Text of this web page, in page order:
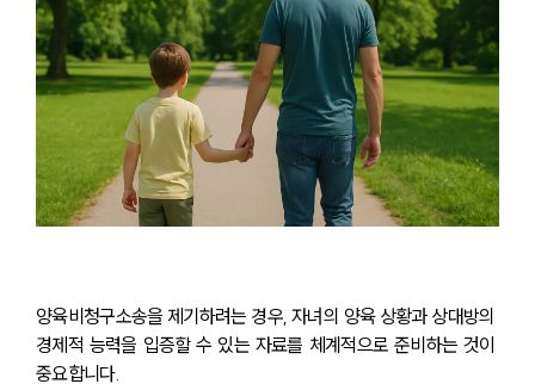
양육비청구소송을 제기하려는 경우, 자녀의 양육 상황과 상대방의
경제적 능력을 입증할 수 있는 자료를 체계적으로 준비하는 것이
중요합니다.